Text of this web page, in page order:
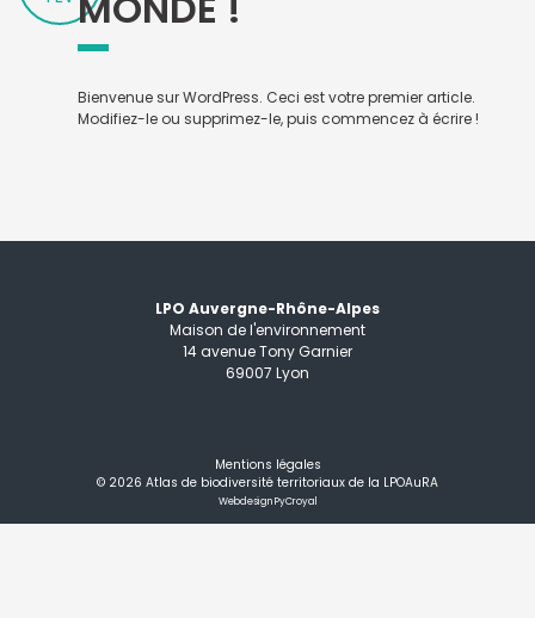
Bienvenue sur WordPress. Ceci est votre premier article.
Modifiez-le ou supprimez-le, puis commencez à écrire !
LPO Auvergne-Rhône-Alpes
Maison de l'environnement
14 avenue Tony Garnier
69007 Lyon
Mentions légales
© 2026 Atlas de biodiversité territoriaux de la LPOAuRA
Webdesign PyCroyal